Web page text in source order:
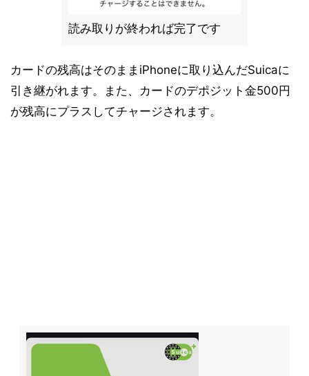
読み取りが終われば完了です
カードの残高はそのままiPhoneに取り込んだSuicaに
引き継がれます。また、カードのデポジット金500円
が残高にプラスしてチャージされます。